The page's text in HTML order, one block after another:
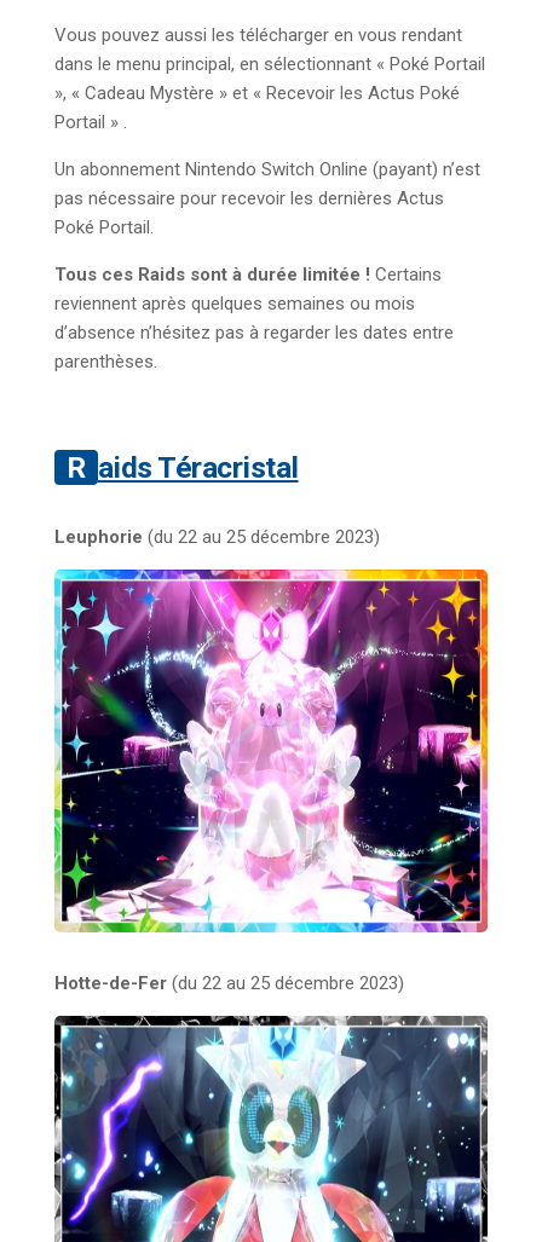
Vous pouvez aussi les télécharger en vous rendant
dans le menu principal, en sélectionnant « Poké Portail
», « Cadeau Mystère » et « Recevoir les Actus Poké
Portail » .
Un abonnement Nintendo Switch Online (payant) n’est
pas nécessaire pour recevoir les dernières Actus
Poké Portail.
Tous ces Raids sont à durée limitée ! Certains
reviennent après quelques semaines ou mois
d’absence n’hésitez pas à regarder les dates entre
parenthèses.
Raids Téracristal
Leuphorie (du 22 au 25 décembre 2023)
Hotte-de-Fer (du 22 au 25 décembre 2023)